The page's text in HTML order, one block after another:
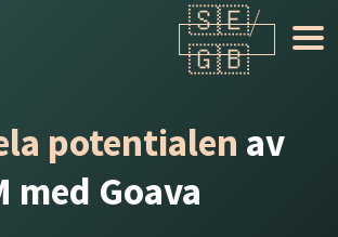
potentialen av
med Goava